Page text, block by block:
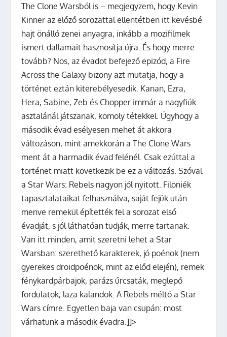
The Clone Warsból is – megjegyzem, hogy Kevin
Kinner az előző sorozattal ellentétben itt kevésbé
hajt önálló zenei anyagra, inkább a mozifilmek
ismert dallamait hasznosítja újra. És hogy merre
tovább? Nos, az évadot befejező epizód, a Fire
Across the Galaxy bizony azt mutatja, hogy a
történet eztán kiterebélyesedik. Kanan, Ezra,
Hera, Sabine, Zeb és Chopper immár a nagyfiúk
asztalánál játszanak, komoly tétekkel. Úgyhogy a
második évad esélyesen mehet át akkora
változáson, mint amekkorán a The Clone Wars
ment át a harmadik évad felénél. Csak ezúttal a
történet miatt következik be ez a változás. Szóval
a Star Wars: Rebels nagyon jól nyitott. Filoniék
tapasztalataikat felhasználva, saját fejük után
menve remekül építették fel a sorozat első
évadját, s jól láthatóan tudják, merre tartanak.
Van itt minden, amit szeretni lehet a Star
Warsban: szerethető karakterek, jó poénok (nem
gyerekes droidpoénok, mint az előd elején), remek
fénykardpárbajok, parázs űrcsaták, meglepő
fordulatok, laza kalandok. A Rebels méltó a Star
Wars címre. Egyetlen baja van csupán: most
várhatunk a második évadra.]]>